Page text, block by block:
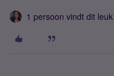
1 persoon vindt dit leuk